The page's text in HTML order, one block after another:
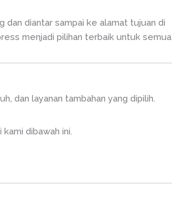
dan diantar sampai ke alamat tujuan di
menjadi pilihan terbaik untuk semua
dan layanan tambahan yang dipilih.
dibawah ini.